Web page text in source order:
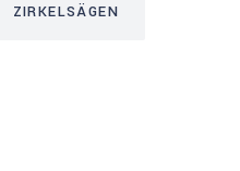
ZIRKELSÄGEN